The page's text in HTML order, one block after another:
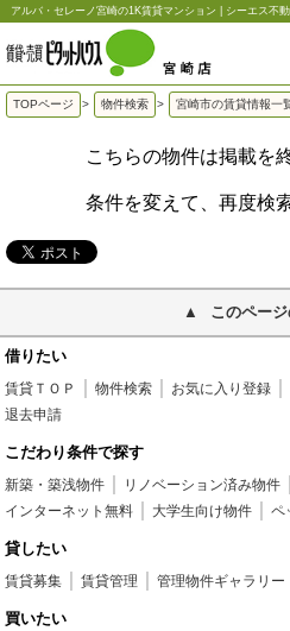
アルバ・セレーノ宮崎の1K賃貸マンション | シーエス不
TOPページ > 物件検索 > 宮崎市の賃貸情報一
こちらの物件は掲載を
条件を変えて、再度検
このペー
借りたい
賃貸ＴＯＰ 物件検索 お気に入り登録
退去申請
こだわり条件で探す
新築・築浅物件 リノベーション済み物件
インターネット無料
大学生向け物件 ペ
貸したい
賃貸募集 賃貸管理 管理物件ギャラリー
買いたい